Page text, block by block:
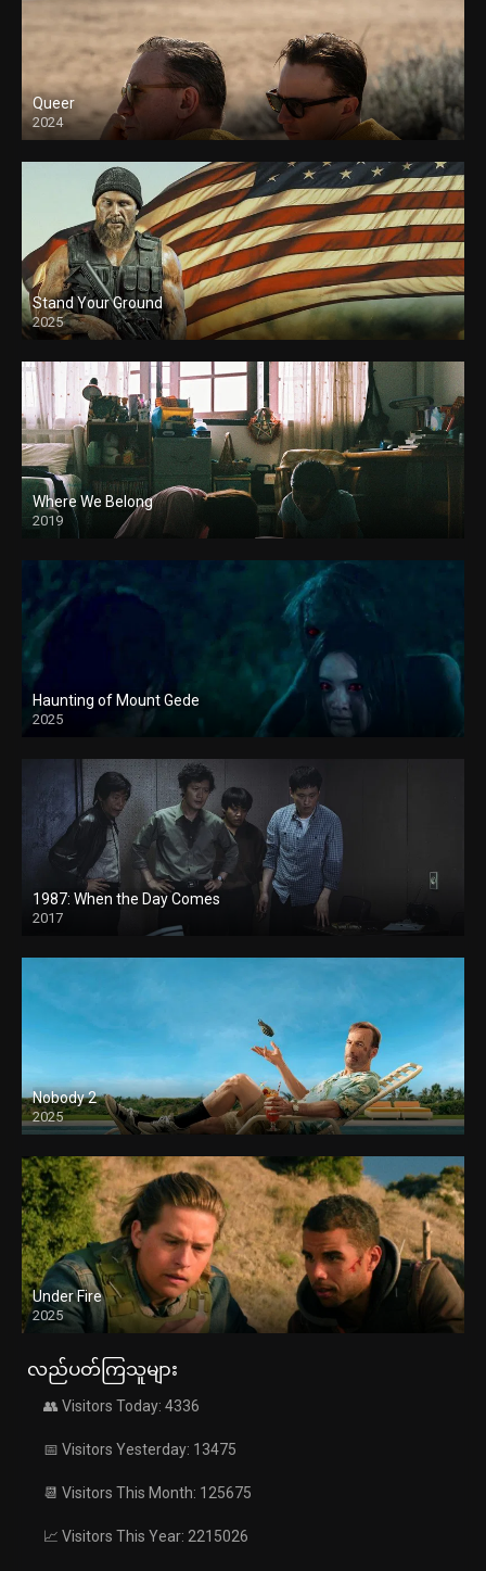
Queer
2024
Stand Your Ground
2025
Where We Belong
2019
Haunting of Mount Gede
2025
1987: When the Day Comes
2017
Nobody 2
2025
Under Fire
2025
လည်ပတ်ကြသူများ
👥 Visitors Today: 4336
📅 Visitors Yesterday: 13475
📆 Visitors This Month: 125675
📈 Visitors This Year: 2215026